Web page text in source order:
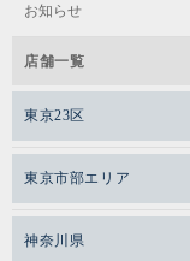
お知らせ
店舗一覧
東京23区
メガロスルフレ恵比寿
東京市部エリア
神奈川県